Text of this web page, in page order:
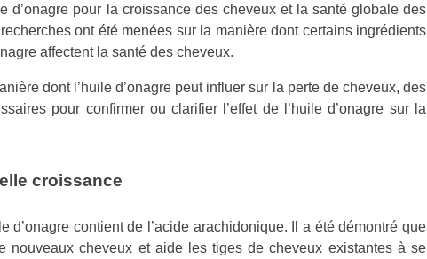
d’onagre pour la croissance des cheveux et la santé globale des
ont été menées sur la manière dont certains ingrédients
affectent la santé des cheveux.
dont l’huile d’onagre peut influer sur la perte de cheveux, des
pour confirmer ou clarifier l’effet de l’huile d’onagre sur la
croissance
d’onagre contient de l’acide arachidonique. Il a été démontré que
nouveaux cheveux et aide les tiges de cheveux existantes à se